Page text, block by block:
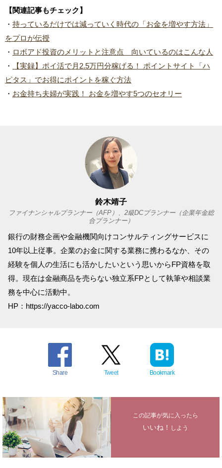
【関連記事もチェック】
・ 持っているだけでは減っていく時代の「お金を増やす方法」
をプロが伝授
・ ロボアド投資のメリットと注意点 向いているのはこんな人
・
【実録】ポイ活で月2.5万円分稼げる！ ポイントサイト「ハ
ピタス」でお得にポイントを稼ぐ方法
・ お金持ち夫婦が実践！ お金を増やす5つのセオリー
鈴木靖子
ファイナンシャルプランナー（AFP）、2級DCプランナー（企業年金総
合プランナー）
銀行の財務企画や金融機関向けコンサルティングサービスに
10年以上従事。企業のお金に関する業務に携わるなか、その
経験を個人の生活にも活かしたいという思いからFP資格を取
得。現在は金融商品を売らない独立系FPとして執筆や相談業
務を中心に活動中。
HP：https://yacco-labo.com
Share Tweet Bookmark
この記事が気に入ったら
いいね！ しよう